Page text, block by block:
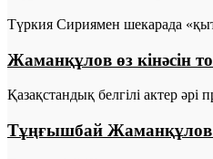
Түркия Сириямен шекарада
Жаманқұлов өз кінәсін
Қазақстандық белгілі актер
Тұңғышбай Жаманқұлов